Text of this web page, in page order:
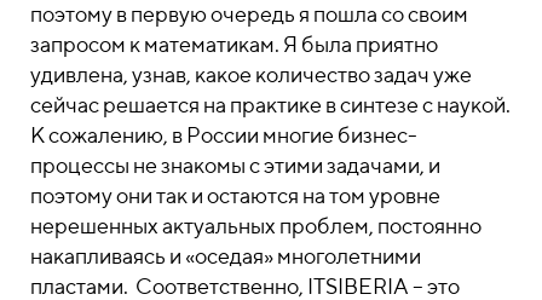
поэтому в первую очередь я пошла со своим
запросом к математикам. Я была приятно
удивлена, узнав, какое количество задач уже
сейчас решается на практике в синтезе с наукой.
К сожалению, в России многие бизнес-
процессы не знакомы с этими задачами, и
поэтому они так и остаются на том уровне
нерешенных актуальных проблем, постоянно
накапливаясь и «оседая» многолетними
пластами. Соответственно, ITSIBERIA – это